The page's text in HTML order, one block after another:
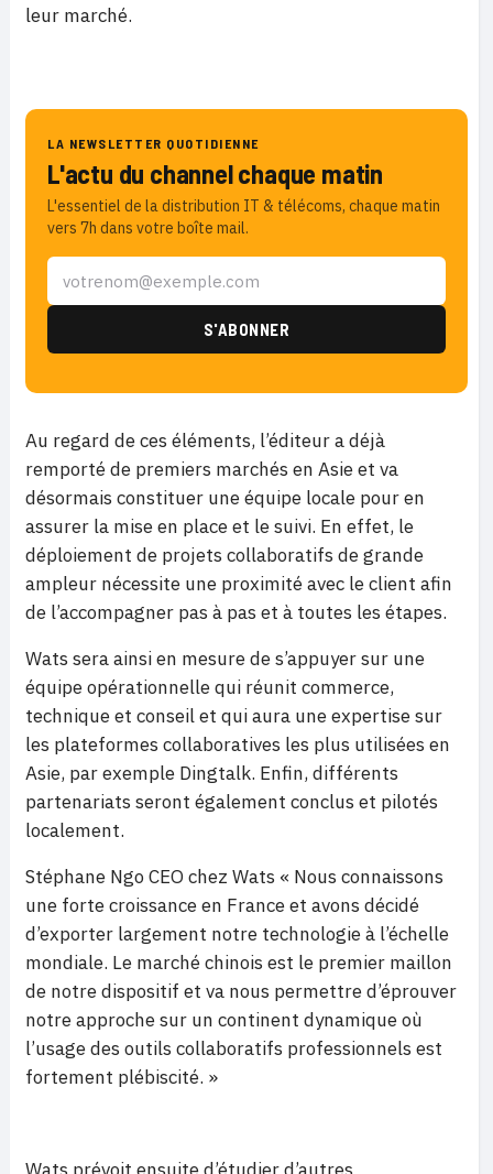
leur marché.
LA NEWSLETTER QUOTIDIENNE
L'actu du channel chaque matin
L'essentiel de la distribution IT & télécoms, chaque matin
vers 7h dans votre boîte mail.
Au regard de ces éléments, l’éditeur a déjà
remporté de premiers marchés en Asie et va
désormais constituer une équipe locale pour en
assurer la mise en place et le suivi. En effet, le
déploiement de projets collaboratifs de grande
ampleur nécessite une proximité avec le client afin
de l’accompagner pas à pas et à toutes les étapes.
Wats sera ainsi en mesure de s’appuyer sur une
équipe opérationnelle qui réunit commerce,
technique et conseil et qui aura une expertise sur
les plateformes collaboratives les plus utilisées en
Asie, par exemple Dingtalk. Enfin, différents
partenariats seront également conclus et pilotés
localement.
Stéphane Ngo CEO chez Wats « Nous connaissons
une forte croissance en France et avons décidé
d’exporter largement notre technologie à l’échelle
mondiale. Le marché chinois est le premier maillon
de notre dispositif et va nous permettre d’éprouver
notre approche sur un continent dynamique où
l’usage des outils collaboratifs professionnels est
fortement plébiscité. »